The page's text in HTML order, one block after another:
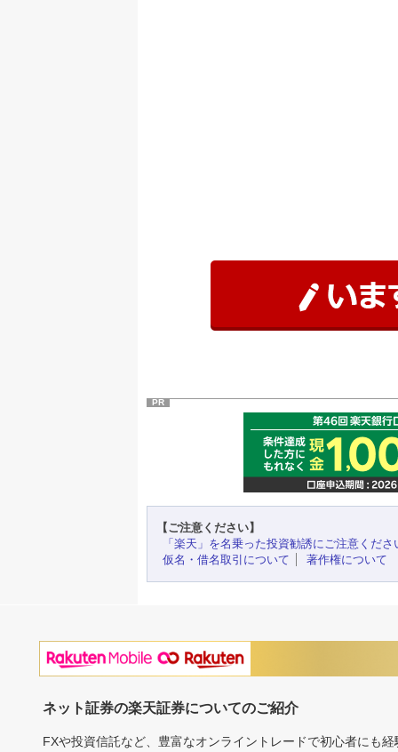
PR
【ご注意ください】
「楽天」を名乗った投資勧誘にご注意くださ
仮名・借名取引について
著作権について
ネット証券の楽天証券についてのご紹介
FXや投資信託など、豊富なオンライントレードで初心者にも